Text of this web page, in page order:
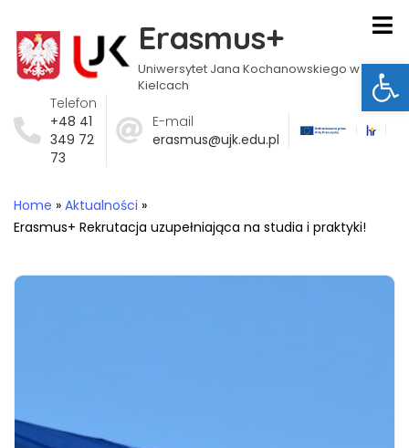
Erasmus+
Uniwersytet Jana Kochanowskiego w
Kielcach
Telefon
+48 41
349 72
73
E-mail
erasmus@ujk.edu.pl
Home » Aktualności »
Erasmus+ Rekrutacja uzupełniająca na studia i praktyki!